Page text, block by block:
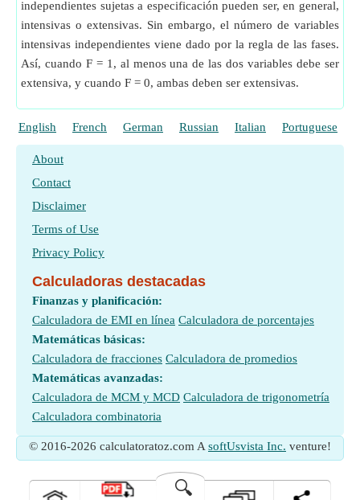
independientes sujetas a especificación pueden ser, en general,
intensivas o extensivas. Sin embargo, el número de variables
intensivas independientes viene dado por la regla de las fases.
Así, cuando F = 1, al menos una de las dos variables debe ser
extensiva, y cuando F = 0, ambas deben ser extensivas.
English French German Russian Italian Portuguese
About
Contact
Disclaimer
Terms of Use
Privacy Policy
Calculadoras destacadas
Finanzas y planificación:
Calculadora de EMI en línea Calculadora de porcentajes
Matemáticas básicas:
Calculadora de fracciones Calculadora de promedios
Matemáticas avanzadas:
Calculadora de MCM y MCD Calculadora de trigonometría
Calculadora combinatoria
© 2016-2026 calculatoratoz.com A softUsvista Inc. venture!
🔍